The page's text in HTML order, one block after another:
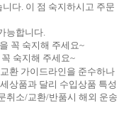
다. 이 점 숙지하시고 주문
능합니다.
꼭 숙지해 주세요~
숙지해 주세요~
환 가이드라인을 준수하나
상품과 달리 수입상품 특성
취소/교환/반품시 해외 운송